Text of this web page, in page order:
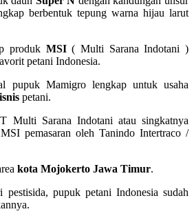
berbentuk tepung warna hijau larut
produk MSI( Multi Sarana Indotani )
petani Indonesia.
pupuk Mamigro lengkap untuk usaha
petani.
Multi Sarana Indotani atau singkatnya
pemasaran oleh Tanindo Intertraco /
kota Mojokerto Jawa Timur.
pestisida, pupuk petani Indonesia sudah